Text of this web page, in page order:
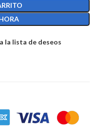
la lista de deseos